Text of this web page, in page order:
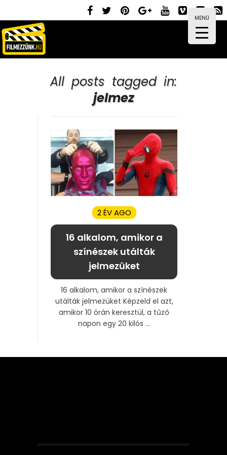
MENÜ
All posts tagged in:
jelmez
2 ÉV AGO
16 alkalom, amikor a
színészek utálták
jelmezüket
16 alkalom, amikor a színészek
utálták jelmezüket Képzeld el azt,
amikor 10 órán keresztül, a tűző
napon egy 20 kilós ...